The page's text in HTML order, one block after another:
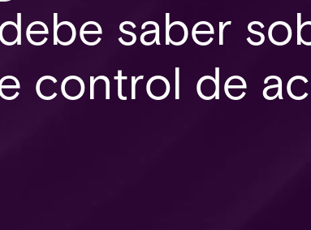
saber
control de